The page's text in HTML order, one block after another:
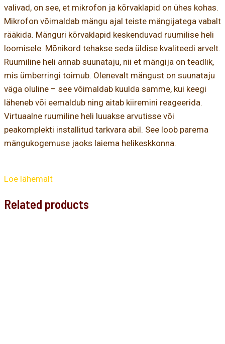
valivad, on see, et mikrofon ja kõrvaklapid on ühes kohas.
Mikrofon võimaldab mängu ajal teiste mängijatega vabalt
rääkida. Mänguri kõrvaklapid keskenduvad ruumilise heli
loomisele. Mõnikord tehakse seda üldise kvaliteedi arvelt.
Ruumiline heli annab suunataju, nii et mängija on teadlik,
mis ümberringi toimub. Olenevalt mängust on suunataju
väga oluline – see võimaldab kuulda samme, kui keegi
läheneb või eemaldub ning aitab kiiremini reageerida.
Virtuaalne ruumiline heli luuakse arvutisse või
peakomplekti installitud tarkvara abil. See loob parema
mängukogemuse jaoks laiema helikeskkonna.
Loe lähemalt
Related products